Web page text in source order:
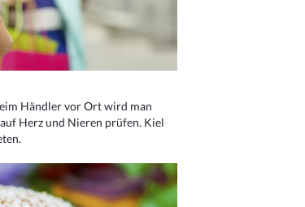
Händler vor Ort wird man
Herz und Nieren prüfen. Kiel